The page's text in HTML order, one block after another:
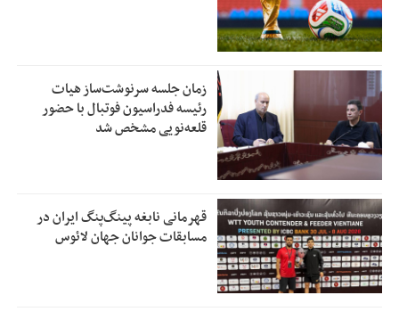
زمان جلسه سرنوشت‌ساز هیات
رئیسه فدراسیون فوتبال با حضور
قلعه‌نویی مشخص شد
قهرمانی نابغه پینگ‌پنگ ایران در
مسابقات جوانان جهان لائوس